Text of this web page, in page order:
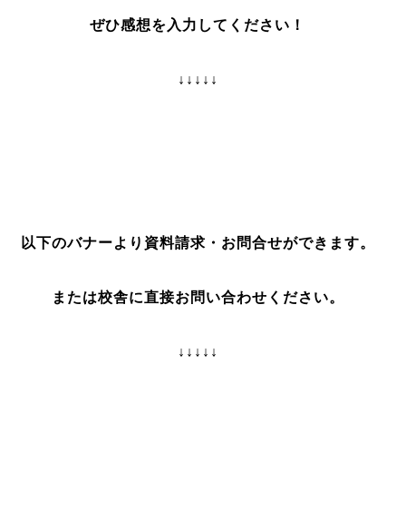
ぜひ感想を入力してください！
↓↓↓↓↓
以下のバナーより資料請求・お問合せができます。
または校舎に直接お問い合わせください。
↓↓↓↓↓